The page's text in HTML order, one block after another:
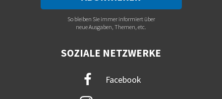
So bleiben Sie immer informiert über
neue Ausgaben, Themen, etc.
SOZIALE NETZWERKE
Facebook